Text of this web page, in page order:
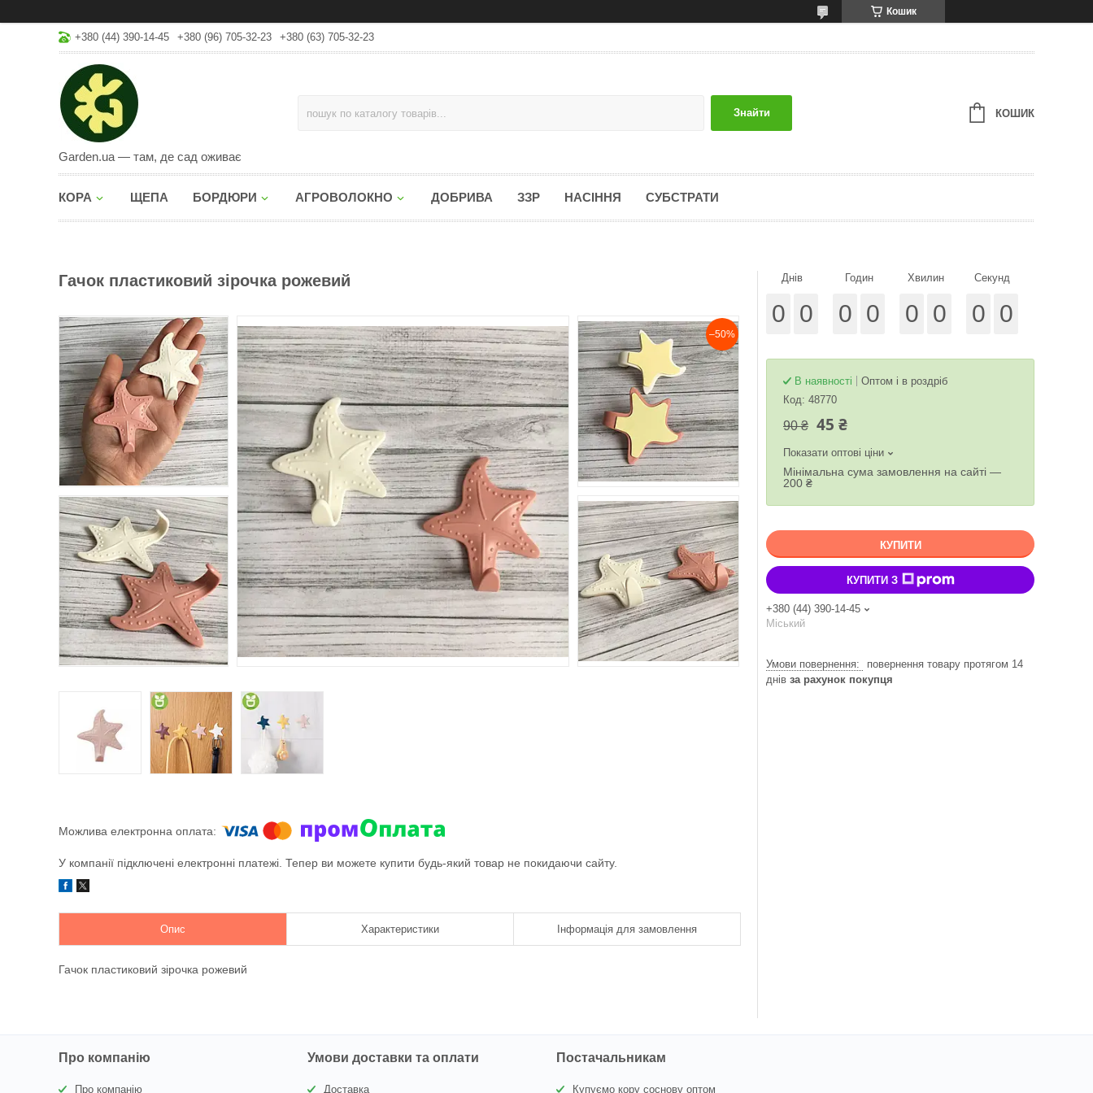
Кошик
+380 (44) 390-14-45 +380 (96) 705-32-23 +380 (63) 705-32-23
Garden.ua — там, де сад оживає
Знайти КОШИК
КОРА ЩЕПА БОРДЮРИ АГРОВОЛОКНО ДОБРИВА ЗЗР НАСІННЯ СУБСТРАТИ
Гачок пластиковий зірочка рожевий
–50%
У компанії підключені електронні платежі. Тепер ви можете купити будь-який товар не покидаючи сайту.
Опис Характеристики Інформація для замовлення
Гачок пластиковий зірочка рожевий
Днів
0 0
Годин
0 0
Хвилин
0 0
Секунд
0 0
В наявності
Оптом і в роздріб
Код: 48770
90 ₴ 45 ₴
Показати оптові ціни
Мінімальна сума замовлення на сайті —
200 ₴
КУПИТИ
КУПИТИ З
+380 (44) 390-14-45
Міський
повернення товару протягом 14
днів за рахунок покупця
Про компанію
Про компанію
Умови доставки та оплати
Доставка
Постачальникам
Купуємо кору соснову оптом